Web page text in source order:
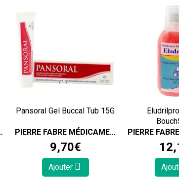
Pansoral Gel Buccal Tub 15G
PIERRE FABRE MÉDICAMENT
9,70€
Ajouter
12,